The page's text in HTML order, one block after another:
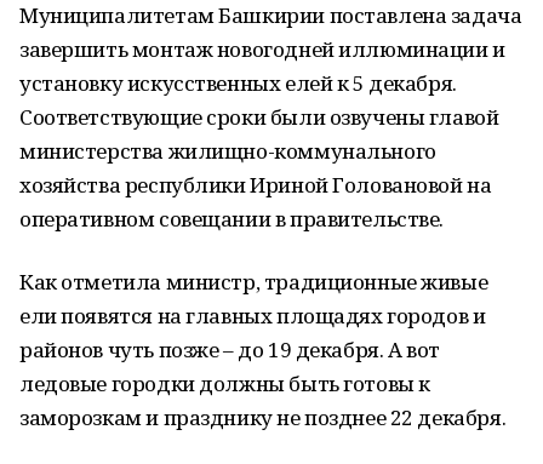
Муниципалитетам Башкирии поставлена задача
завершить монтаж новогодней иллюминации и
установку искусственных елей к 5 декабря.
Соответствующие сроки были озвучены главой
министерства жилищно-коммунального
хозяйства республики Ириной Головановой на
оперативном совещании в правительстве.
Как отметила министр, традиционные живые
ели появятся на главных площадях городов и
районов чуть позже – до 19 декабря. А вот
ледовые городки должны быть готовы к
заморозкам и празднику не позднее 22 декабря.